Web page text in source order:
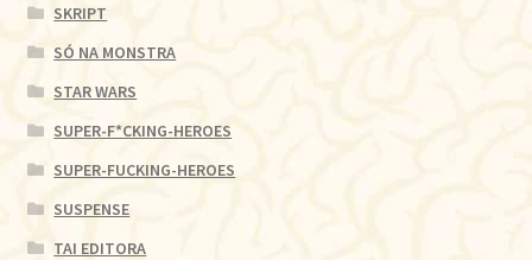
SKRIPT
SÓ NA MONSTRA
STAR WARS
SUPER-F*CKING-HEROES
SUPER-FUCKING-HEROES
SUSPENSE
TAI EDITORA